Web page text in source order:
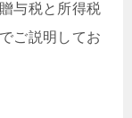
与税と所得税
ご説明してお